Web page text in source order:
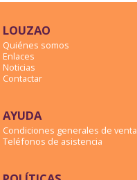
LOUZAO
Quiénes somos
Enlaces
Noticias
Contactar
AYUDA
Condiciones generales de venta
Teléfonos de asistencia